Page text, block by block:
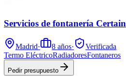
Servicios de fontanería Certain
Madrid· 8 años·
Verificada
Termo EléctricoRadiadoresFontaneros
Pedir presupuesto